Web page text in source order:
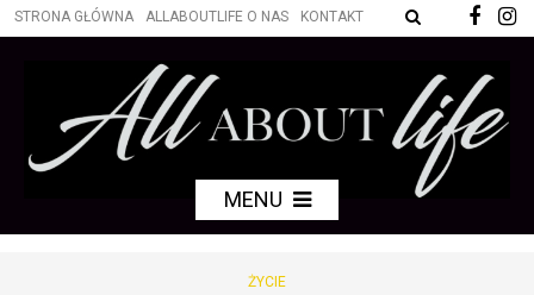
STRONA GŁÓWNA ALLABOUTLIFE O NAS KONTAKT
MENU
ŻYCIE